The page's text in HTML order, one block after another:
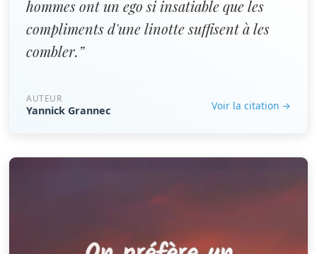
hommes ont un ego si insatiable que les
compliments d'une linotte suffisent à les
combler.”
AUTEUR
Yannick Grannec Voir la citation →